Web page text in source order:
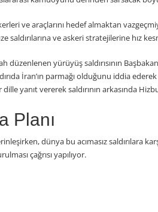
ve araçlarını hedef almaktan
saldırılarına ve askeri stratejilerine hız
düzenlenen yürüyüş saldırısının
İran’ın parmağı olduğunu iddia ederek
yanıt vererek saldırının arkasında
Planı
dünya bu acımasız saldırılara
çağrısı yapılıyor.